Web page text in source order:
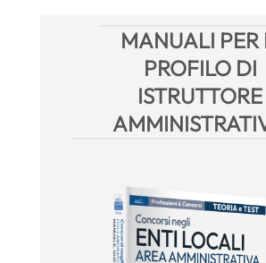
MANUALI PER
PROFILO DI
ISTRUTTORE